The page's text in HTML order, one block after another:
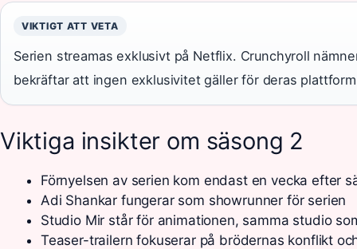
VIKTIGT ATT VETA
Serien streamas exklusivt på Netflix. Crunchyroll
bekräftar att ingen exklusivitet gäller för deras
Viktiga insikter om säsong 2
Förnyelsen av serien kom endast en vecka efter
Adi Shankar fungerar som showrunner för serien
Studio Mir står för animationen, samma studio
Teaser-trailern fokuserar på brödernas konflikt